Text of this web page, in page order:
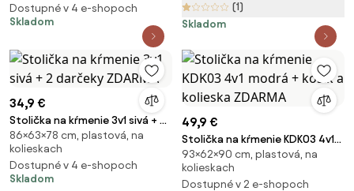
Dostupné v 4 e-shopoch
Skladom
(1)
Skladom
34,9 €
Stolička na kŕmenie 3v1 sivá + 2
darčeky ZDARMA
86×63×78 cm, plastová, na
kolieskach
Dostupné v 4 e-shopoch
Skladom
49,9 €
Stolička na kŕmenie KDK03 4v1
modrá + košík a kolieska
ZDARMA
93×62×90 cm, plastová, na
kolieskach
Dostupné v 2 e-shopoch